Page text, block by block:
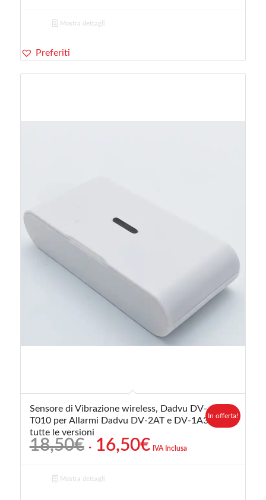
Mostra dettagli
Preferiti
Sensore di Vibrazione wireless, Dadvu DV-
T010 per Allarmi Dadvu DV-2AT e DV-1A3G
tutte le versioni
18,50€ Il
prezzo
originale
era:
16,50€IlIVA Inclusa
In offerta!
Mostra dettagli